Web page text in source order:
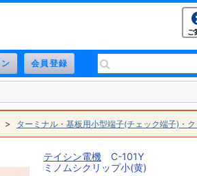
ご
> ターミナル・基板用小型端子(チェック端子)・
テイシン電機 C-101Y
ミノムシクリップ小(黄)